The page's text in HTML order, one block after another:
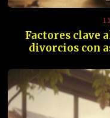
Factores clave
divorcios con